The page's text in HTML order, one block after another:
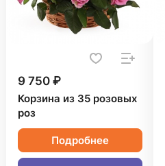
9 750 ₽
Корзина из 35 розовых
роз
Подробнее